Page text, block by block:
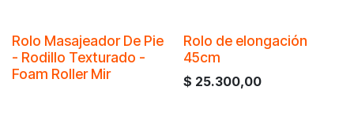
Rolo Masajeador De Pie
- Rodillo Texturado -
Foam Roller Mir
Rolo de elongación
45cm
$ 25.300,00